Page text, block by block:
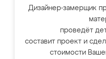
Дизайнер-замерщик
проведёт
составит проект и
стоимости